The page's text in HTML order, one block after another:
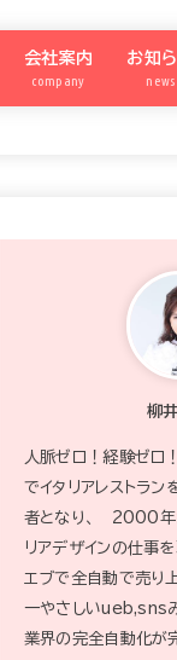
会社案内
company
お知
news
柳
人脈ゼロ！経験ゼロ
でイタリアレストラ
者となり、 2000年
リアデザインの仕事
エブで全自動で売り
一やさしいueb,sns
業界の完全自動化が